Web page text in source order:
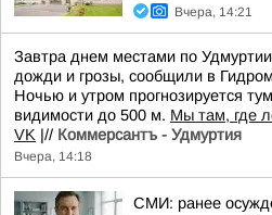
Вчера, 14:21
Завтра днем местами по
дожди и грозы, сообщили в
Ночью и утром прогнозируется
видимости до 500 м. Мы там, где
VK |// Коммерсантъ - Удмуртия
Вчера, 14:18
СМИ: ранее